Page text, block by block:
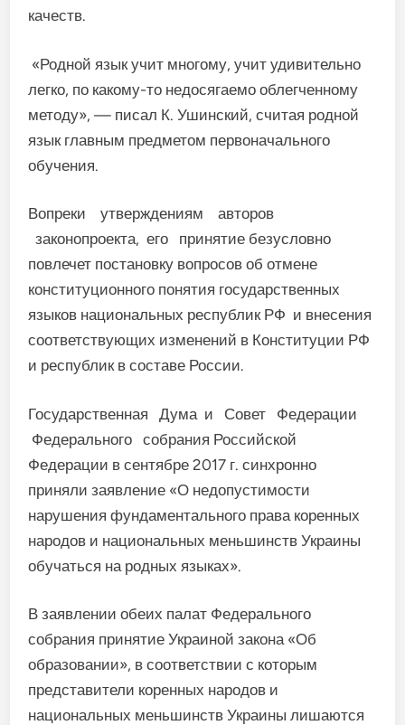
качеств.
«Родной язык учит многому, учит удивительно
легко, по какому-то недосягаемо облегченному
методу», — писал К. Ушинский, считая родной
язык главным предметом первоначального
обучения.
Вопреки утверждениям авторов
законопроекта, его принятие безусловно
повлечет постановку вопросов об отмене
конституционного понятия государственных
языков национальных республик РФ и внесения
соответствующих изменений в Конституции РФ
и республик в составе России.
Государственная Дума и Совет Федерации
Федерального собрания Российской
Федерации в сентябре 2017 г. синхронно
приняли заявление «О недопустимости
нарушения фундаментального права коренных
народов и национальных меньшинств Украины
обучаться на родных языках».
В заявлении обеих палат Федерального
собрания принятие Украиной закона «Об
образовании», в соответствии с которым
представители коренных народов и
национальных меньшинств Украины лишаются